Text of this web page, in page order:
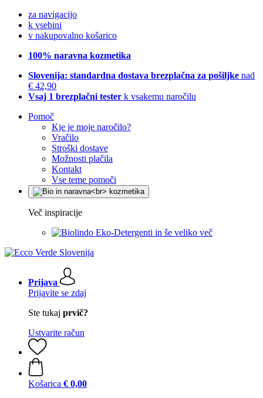
za navigacijo
k vsebini
v nakupovalno košarico
100% naravna kozmetika
Slovenija: standardna dostava brezplačna za pošiljke nad
€ 42,90
Vsaj 1 brezplačni tester k vsakemu naročilu
Pomoč
Kje je moje naročilo?
Vračilo
Stroški dostave
Možnosti plačila
Kontakt
Vse teme pomoči
Več inspiracije
Eko-Detergenti in še veliko več
Prijava
Prijavite se zdaj
Ste tukaj prvič?
Ustvarite račun
Košarica € 0,00